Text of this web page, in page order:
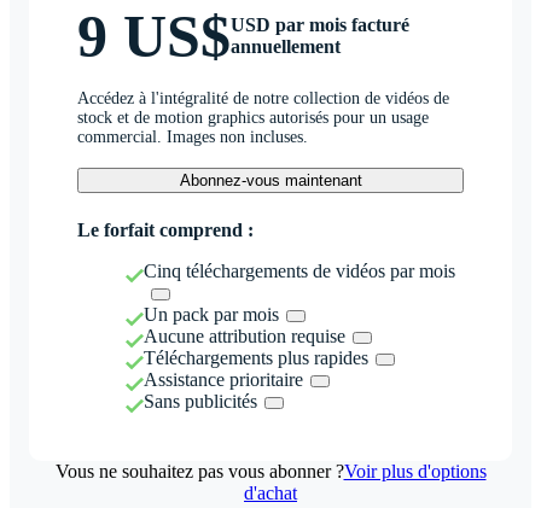
9 US$USD par mois facturé
annuellement
Accédez à l'intégralité de notre collection de vidéos de
stock et de motion graphics autorisés pour un usage
commercial. Images non incluses.
Abonnez-vous maintenant
Le forfait comprend :
Cinq téléchargements de vidéos par mois
Un pack par mois
Aucune attribution requise
Téléchargements plus rapides
Assistance prioritaire
Sans publicités
Vous ne souhaitez pas vous abonner ?Voir plus d'options
d'achat